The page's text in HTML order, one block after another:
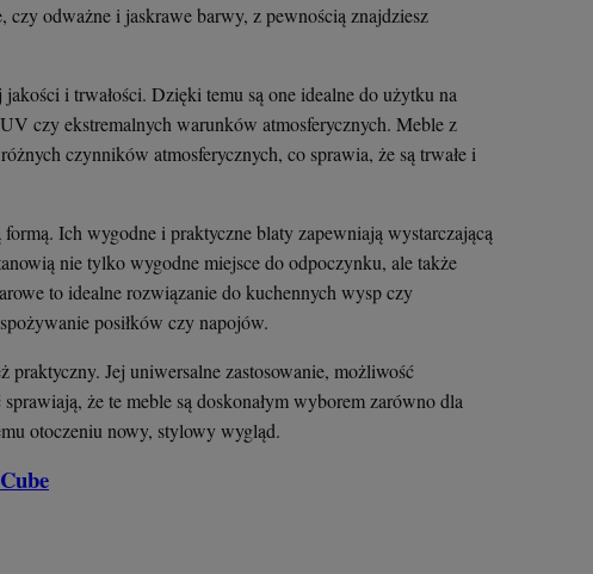
odważne i jaskrawe barwy, z pewnością znajdziesz
i trwałości. Dzięki temu są one idealne do użytku na
czy ekstremalnych warunków atmosferycznych. Meble z
czynników atmosferycznych, co sprawia, że są trwałe i
Ich wygodne i praktyczne blaty zapewniają wystarczającą
nie tylko wygodne miejsce do odpoczynku, ale także
to idealne rozwiązanie do kuchennych wysp czy
posiłków czy napojów.
Jej uniwersalne zastosowanie, możliwość
że te meble są doskonałym wyborem zarówno dla
otoczeniu nowy, stylowy wygląd.